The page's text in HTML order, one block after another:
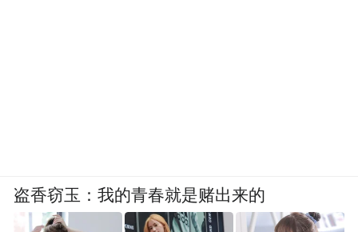
盗香窃玉：我的青春就是赌出来的